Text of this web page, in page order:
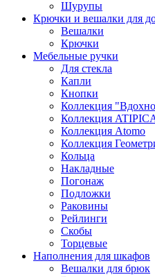
Шурупы
Крючки и вешалки для
Вешалки
Крючки
Мебельные ручки
Для стекла
Капли
Кнопки
Коллекция
Коллекция
Коллекция Atomo
Коллекция
Кольца
Накладные
Погонаж
Подложки
Раковины
Рейлинги
Скобы
Торцевые
Наполнения для шкафов
Вешалки для брюк